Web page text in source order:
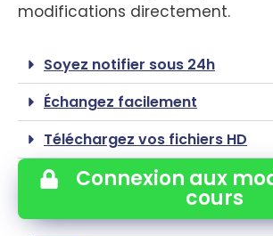
modifications directement.
Soyez notifier sous 24h
Échangez facilement
Téléchargez vos fichiers HD
Connexion aux
cours